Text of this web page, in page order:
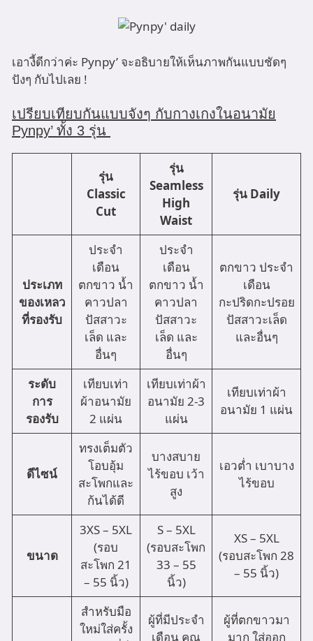
เอางี้ดีกว่าค่ะ Pynpy’ จะอธิบายให้เห็นภาพกันแบบชัดๆ
ปังๆ กับไปเลย !
เปรียบเทียบกันแบบจังๆ กับกางเกงในอนามัย
Pynpy’ ทั้ง 3 รุ่น
รุ่น
Classic
Cut
รุ่น
Seamless
High
Waist
รุ่น Daily
ประเภท
ของเหลว
ที่รองรับ
ประจำ
เดือน
ตกขาว น้ำ
คาวปลา
ปัสสาวะ
เล็ด และ
อื่นๆ
ประจำ
เดือน
ตกขาว น้ำ
คาวปลา
ปัสสาวะ
เล็ด และ
อื่นๆ
ตกขาว ประจำ
เดือน
กะปริดกะปรอย
ปัสสาวะเล็ด
และอื่นๆ
ระดับ
การ
รองรับ
เทียบเท่า
ผ้าอนามัย
2 แผ่น
เทียบเท่าผ้า
อนามัย 2-3
แผ่น
เทียบเท่าผ้า
อนามัย 1 แผ่น
ดีไซน์
ทรงเต็มตัว
โอบอุ้ม
สะโพกและ
ก้นได้ดี
บางสบาย
ไร้ขอบ เว้า
สูง
เอวต่ำ เบาบาง
ไร้ขอบ
ขนาด
3XS – 5XL
(รอบ
สะโพก 21
– 55 นิ้ว)
S – 5XL
(รอบสะโพก
33 – 55
นิ้ว)
XS – 5XL
(รอบสะโพก 28
– 55 นิ้ว)
สำหรับมือ
ใหม่ใส่ครั้ง
ผู้ที่มีประจำ
เดือน คุณ
ผู้ที่ตกขาวมา
มาก ใส่ออก